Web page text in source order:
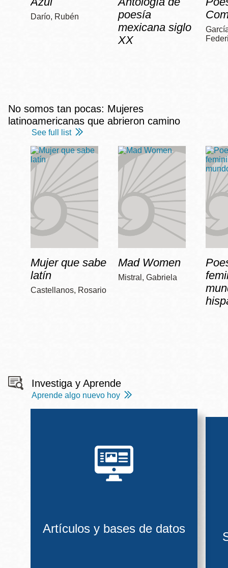
Darío, Rubén
poesía
mexicana siglo
XX
No somos tan pocas: Mujeres
latinoamericanas que abrieron camino
See full list
Mujer que sabe
latín
Castellanos, Rosario
Mad Women
Mistral, Gabriela
Investiga y Aprende
Aprende algo nuevo hoy
Artículos y bases de datos